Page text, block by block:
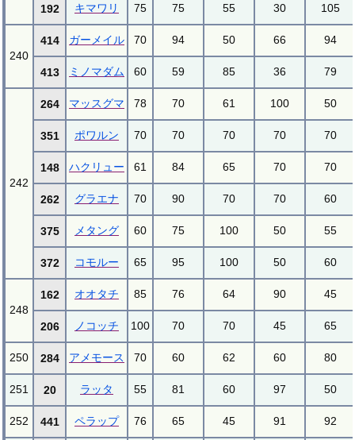
192 キマワリ 75 75 55 30 105
240
414 ガーメイル 70 94 50 66 94
413 ミノマダム 60 59 85 36 79
242
264 マッスグマ 78 70 61 100 50
351 ポワルン 70 70 70 70 70
148 ハクリュー 61 84 65 70 70
262 グラエナ 70 90 70 70 60
375 メタング 60 75 100 50 55
372 コモルー 65 95 100 50 60
248
162 オオタチ 85 76 64 90 45
206 ノコッチ 100 70 70 45 65
250 284 アメモース 70 60 62 60 80
251 20 ラッタ 55 81 60 97 50
252 441 ペラップ 76 65 45 91 92